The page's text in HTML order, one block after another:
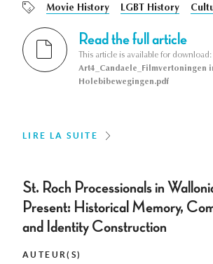
Movie History LGBT History
Read the full article
This article is available for download:
Art4_Candaele_Filmvertoningen
Holebibewegingen.pdf
LIRE LA SUITE
St. Roch Processionals in
Present: Historical Memory,
and Identity Construction
AUTEUR(S)